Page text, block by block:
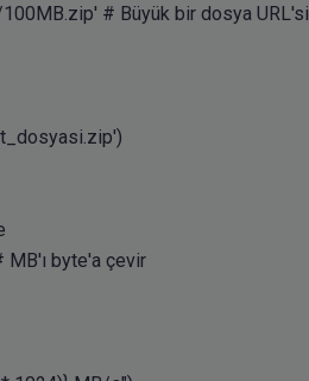
# Büyük bir dosya URL'si
byte'a çevir